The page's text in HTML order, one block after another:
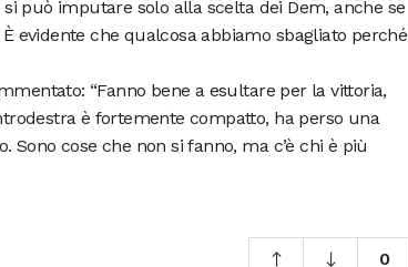
può imputare solo alla scelta dei Dem, anche se
evidente che qualcosa abbiamo sbagliato perché
“Fanno bene a esultare per la vittoria,
è fortemente compatto, ha perso una
cose che non si fanno, ma c’è chi è più
0